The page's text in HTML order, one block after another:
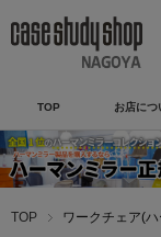
TOP お店につ
TOP ワークチェア(